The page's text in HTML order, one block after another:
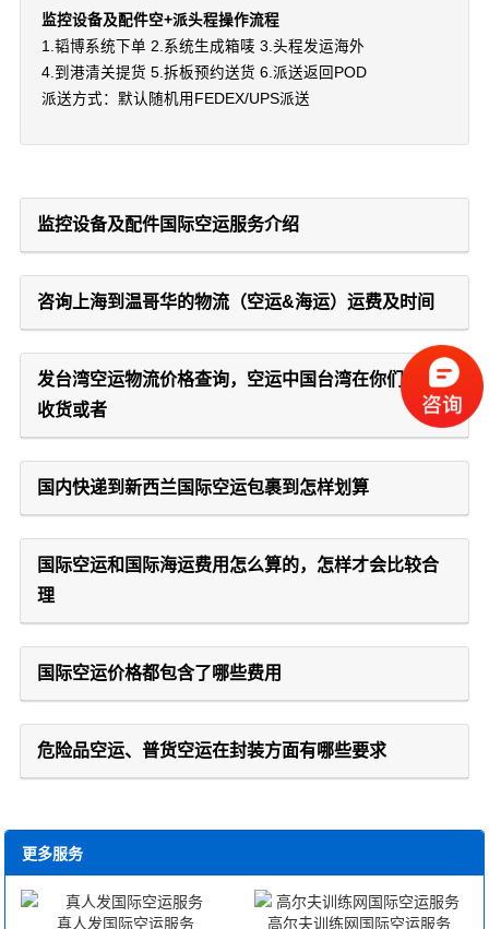
监控设备及配件空+派头程操作流程
1.韬博系统下单 2.系统生成箱唛 3.头程发运海外
4.到港清关提货 5.拆板预约送货 6.派送返回POD
派送方式：默认随机用FEDEX/UPS派送
监控设备及配件国际空运服务介绍
咨询上海到温哥华的物流（空运&海运）运费及时间
发台湾空运物流价格查询，空运中国台湾在你们哪里
收货或者
国内快递到新西兰国际空运包裹到怎样划算
国际空运和国际海运费用怎么算的，怎样才会比较合
理
国际空运价格都包含了哪些费用
危险品空运、普货空运在封装方面有哪些要求
更多服务
真人发国际空运服务 高尔夫训练网国际空运服务